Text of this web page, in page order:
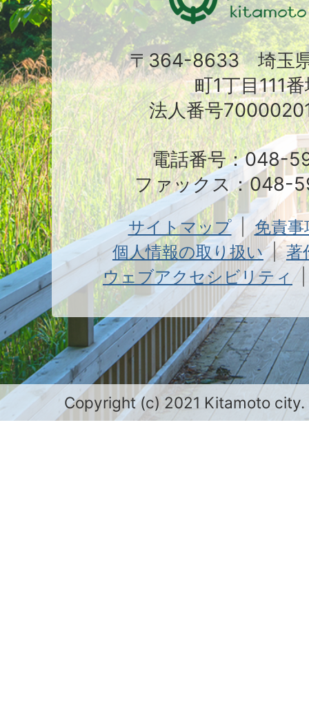
〒364-8633 埼玉
町1丁目111
法人番号
電話番号：048-
ファックス：048-
サイトマップ
免責
個人情報の取り扱い
著
ウェブアクセシビリティ
Copyright (c) 2021 Kitamoto city.